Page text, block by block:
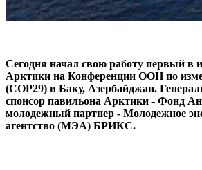
Сегодня начал свою работу первый в
Арктики на Конференции ООН по
(COP29) в Баку, Азербайджан.
спонсор павильона Арктики - Фонд
молодежный партнер - Молодежное
агентство (МЭА) БРИКС.